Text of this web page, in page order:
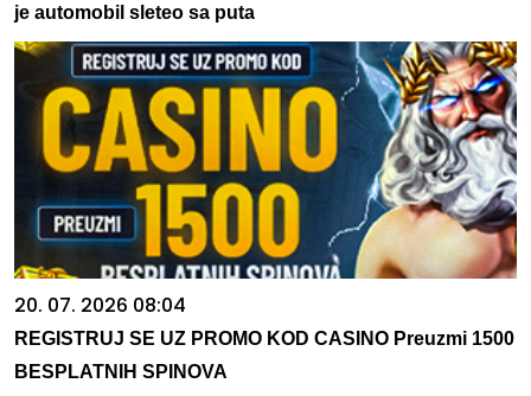
je automobil sleteo sa puta
20. 07. 2026 08:04
REGISTRUJ SE UZ PROMO KOD CASINO Preuzmi 1500
BESPLATNIH SPINOVA